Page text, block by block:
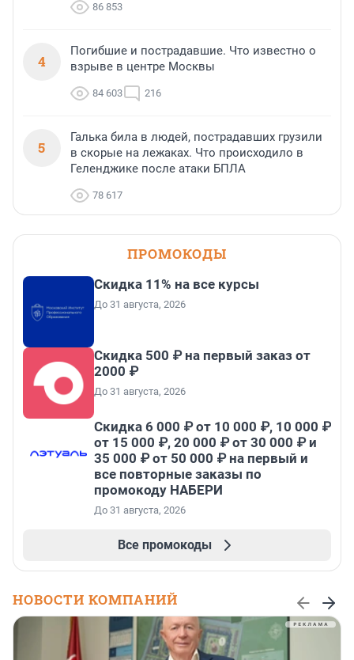
86 853
4
Погибшие и пострадавшие. Что известно о
взрыве в центре Москвы
84 603 216
5
Галька била в людей, пострадавших грузили
в скорые на лежаках. Что происходило в
Геленджике после атаки БПЛА
78 617
ПРОМОКОДЫ
Скидка 11% на все курсы
До 31 августа, 2026
Скидка 500 ₽ на первый заказ от
2000 ₽
До 31 августа, 2026
Скидка 6 000 ₽ от 10 000 ₽, 10 000 ₽
от 15 000 ₽, 20 000 ₽ от 30 000 ₽ и
35 000 ₽ от 50 000 ₽ на первый и
все повторные заказы по
промокоду НАБЕРИ
До 31 августа, 2026
Все промокоды
НОВОСТИ КОМПАНИЙ